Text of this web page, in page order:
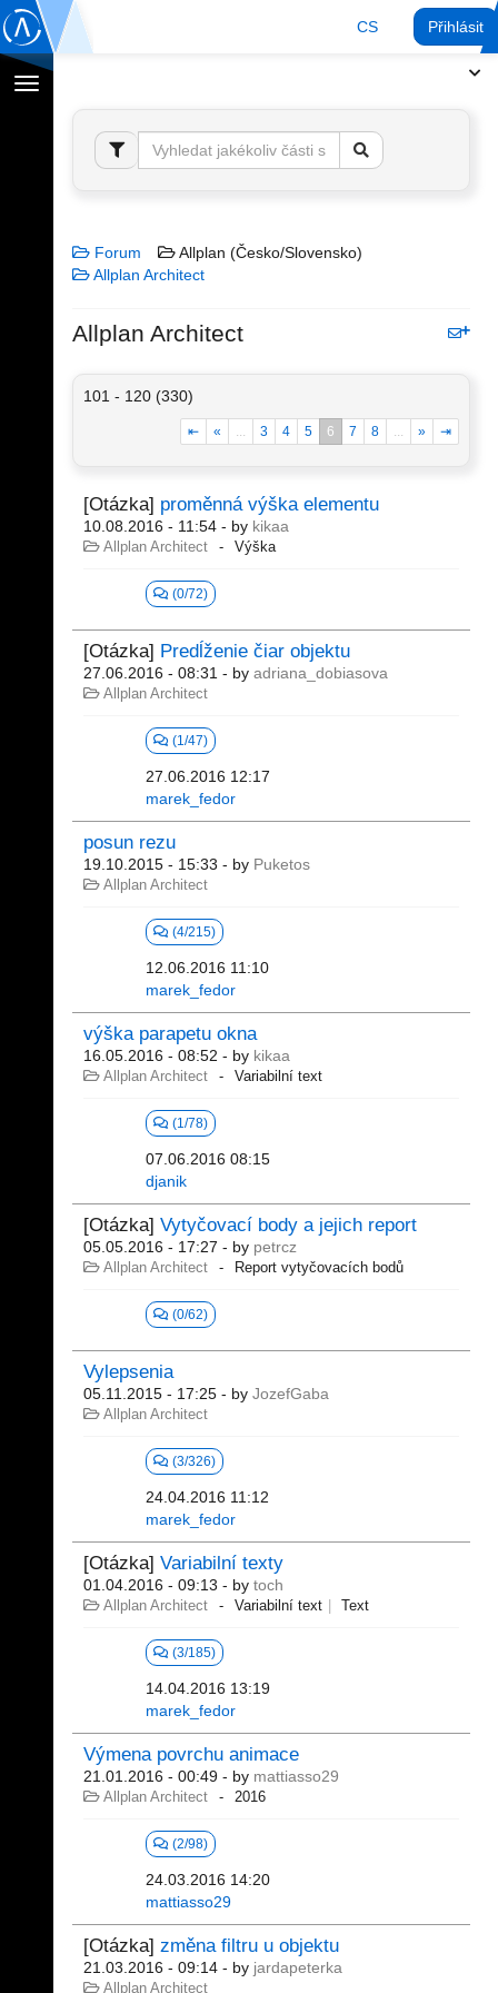
CS Přihlásit
Přepnout
navigaci
Forum
Allplan (Česko/Slovensko)
Allplan Architect
Allplan Architect
101 - 120 (330)
⇤ « ... 3 4 5 6 7 8 ... » ⇥
[Otázka] proměnná výška elementu
10.08.2016 - 11:54 - by kikaa
Allplan Architect Výška
(0/72)
[Otázka] Predĺženie čiar objektu
27.06.2016 - 08:31 - by adriana_dobiasova
Allplan Architect
(1/47)
27.06.2016 12:17
marek_fedor
posun rezu
19.10.2015 - 15:33 - by Puketos
Allplan Architect
(4/215)
12.06.2016 11:10
marek_fedor
výška parapetu okna
16.05.2016 - 08:52 - by kikaa
Allplan Architect Variabilní text
(1/78)
07.06.2016 08:15
djanik
[Otázka] Vytyčovací body a jejich report
05.05.2016 - 17:27 - by petrcz
Allplan Architect Report vytyčovacích bodů
(0/62)
Vylepsenia
05.11.2015 - 17:25 - by JozefGaba
Allplan Architect
(3/326)
24.04.2016 11:12
marek_fedor
[Otázka] Variabilní texty
01.04.2016 - 09:13 - by toch
Allplan Architect Variabilní text Text
(3/185)
14.04.2016 13:19
marek_fedor
Výmena povrchu animace
21.01.2016 - 00:49 - by mattiasso29
Allplan Architect 2016
(2/98)
24.03.2016 14:20
mattiasso29
[Otázka] změna filtru u objektu
21.03.2016 - 09:14 - by jardapeterka
Allplan Architect